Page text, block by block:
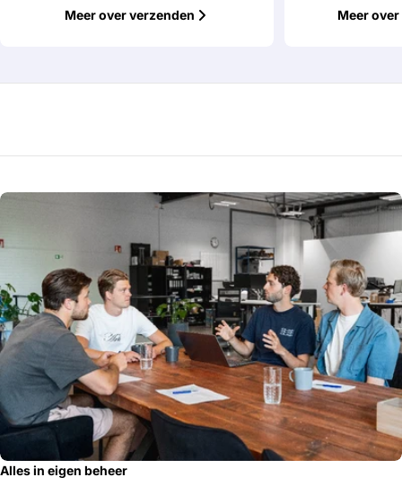
Meer over verzenden
Meer
Alles in eigen beheer